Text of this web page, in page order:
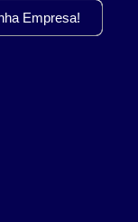
Empresa!